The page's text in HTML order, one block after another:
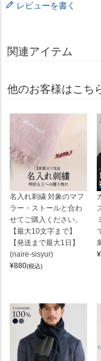
レビューを書く
関連アイテム
他のお客様はこち
名入れ刺繍 対象のマフ
ラー・ストールと合わ
せてご購入ください。
【最大10文字まで】
【発送まで最大1日】
(naire-sisyur)
¥880(税込)
¥